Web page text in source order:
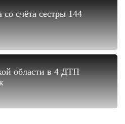
со счёта сестры 144
области в 4 ДТП